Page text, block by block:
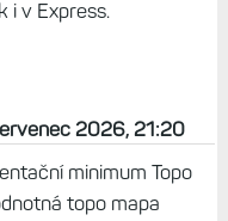
i v Express.
2026, 21:20
minimum Topo
topo mapa